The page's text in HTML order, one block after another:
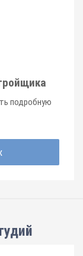
подробную